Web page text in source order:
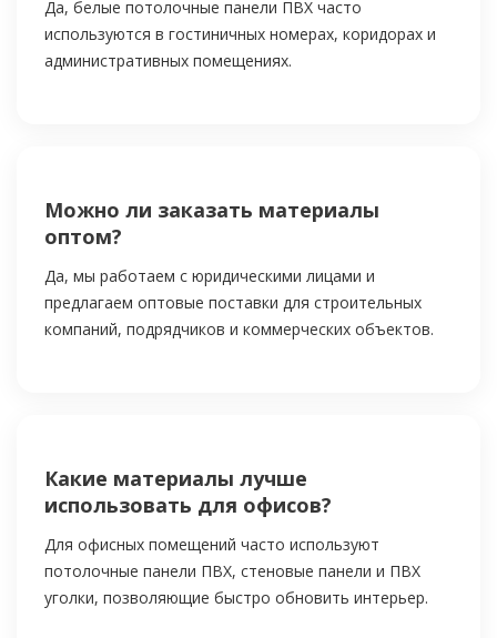
Да, белые потолочные панели ПВХ часто
используются в гостиничных номерах, коридорах и
административных помещениях.
Можно ли заказать материалы
оптом?
Да, мы работаем с юридическими лицами и
предлагаем оптовые поставки для строительных
компаний, подрядчиков и коммерческих объектов.
Какие материалы лучше
использовать для офисов?
Для офисных помещений часто используют
потолочные панели ПВХ, стеновые панели и ПВХ
уголки, позволяющие быстро обновить интерьер.